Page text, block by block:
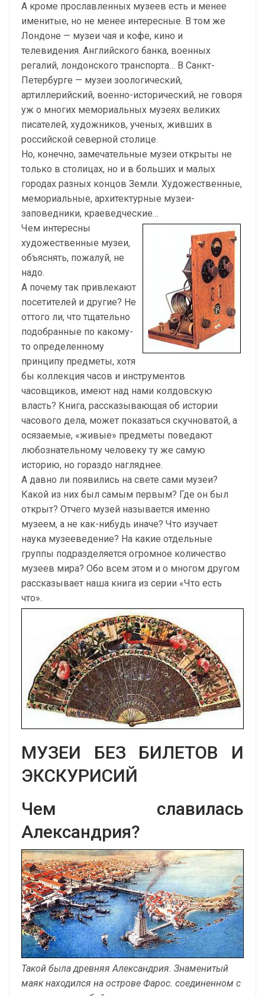
А кроме прославленных музеев есть и менее
именитые, но не менее интересные. В том же
Лондоне — музеи чая и кофе, кино и
телевидения. Английского банка, военных
регалий, лондонского транспорта… В Санкт-
Петербурге — музеи зоологический,
артиллерийский, военно-исторический, не говоря
уж о многих мемориальных музеях великих
писателей, художников, ученых, живших в
российской северной столице.
Но, конечно, замечательные музеи открыты не
только в столицах, но и в больших и малых
городах разных концов Земли. Художественные,
мемориальные, архитектурные музеи-
заповедники, краеведческие…
Чем интересны
художественные музеи,
объяснять, пожалуй, не
надо.
А почему так привлекают
посетителей и другие? Не
оттого ли, что тщательно
подобранные по какому-
то определенному
принципу предметы, хотя
бы коллекция часов и инструментов
часовщиков, имеют над нами колдовскую
власть? Книга, рассказывающая об истории
часового дела, может показаться скучноватой, а
осязаемые, «живые» предметы поведают
любознательному человеку ту же самую
историю, но гораздо нагляднее.
А давно ли появились на свете сами музеи?
Какой из них был самым первым? Где он был
открыт? Отчего музей называется именно
музеем, а не как-нибудь иначе? Что изучает
наука музееведение? На какие отдельные
группы подразделяется огромное количество
музеев мира? Обо всем этом и о многом другом
рассказывает наша книга из серии «Что есть
что».
МУЗЕИ БЕЗ БИЛЕТОВ И
ЭКСКУРИСИЙ
Чем славилась
Александрия?
Такой была древняя Александрия. Знаменитый
маяк находился на острове Фарос. соединенном с